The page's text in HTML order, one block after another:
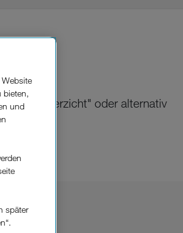
oder alternativ
bieten,
und
später